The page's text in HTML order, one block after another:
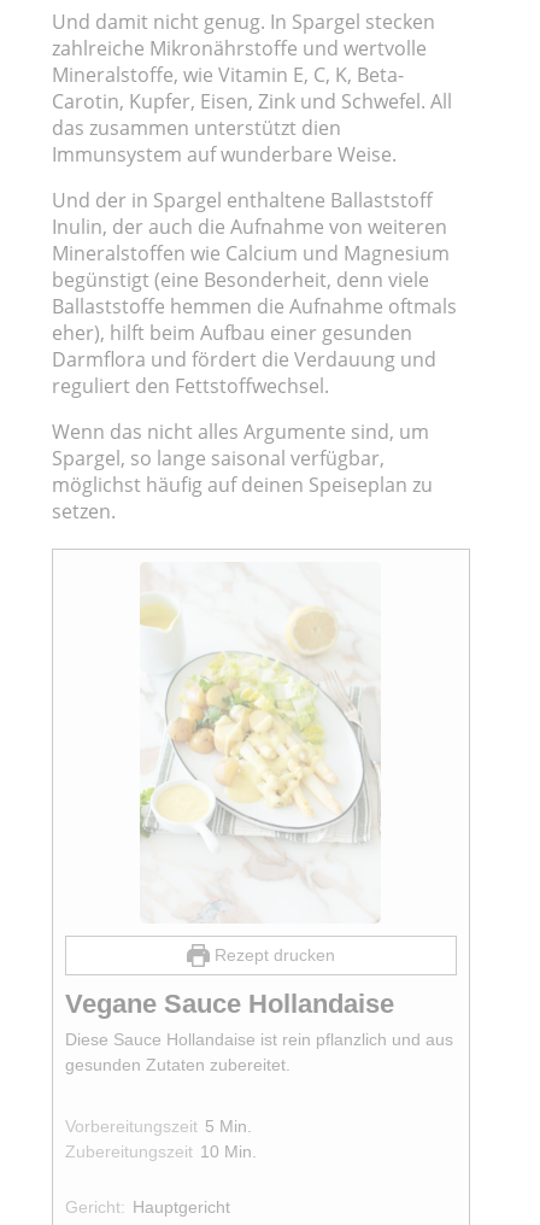
Und damit nicht genug. In Spargel stecken
zahlreiche Mikronährstoffe und wertvolle
Mineralstoffe, wie Vitamin E, C, K, Beta-
Carotin, Kupfer, Eisen, Zink und Schwefel. All
das zusammen unterstützt dien
Immunsystem auf wunderbare Weise.
Und der in Spargel enthaltene Ballaststoff
Inulin, der auch die Aufnahme von weiteren
Mineralstoffen wie Calcium und Magnesium
begünstigt (eine Besonderheit, denn viele
Ballaststoffe hemmen die Aufnahme oftmals
eher), hilft beim Aufbau einer gesunden
Darmflora und fördert die Verdauung und
reguliert den Fettstoffwechsel.
Wenn das nicht alles Argumente sind, um
Spargel, so lange saisonal verfügbar,
möglichst häufig auf deinen Speiseplan zu
setzen.
Rezept drucken
Vegane Sauce Hollandaise
Diese Sauce Hollandaise ist rein pflanzlich und aus
gesunden Zutaten zubereitet.
Vorbereitungszeit 5 Minuten
Min.
Zubereitungszeit 10 Minuten
Min.
Gericht: Hauptgericht